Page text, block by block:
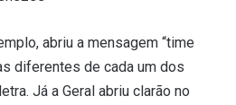
abriu a mensagem “time
diferentes de cada um dos
Já a Geral abriu clarão no